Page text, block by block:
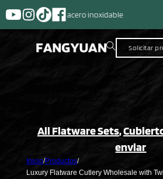
Solicitar
All Flatware Sets,
enviar
Inicio/Productos/
Luxury Flatware Cutlery Wholesale with